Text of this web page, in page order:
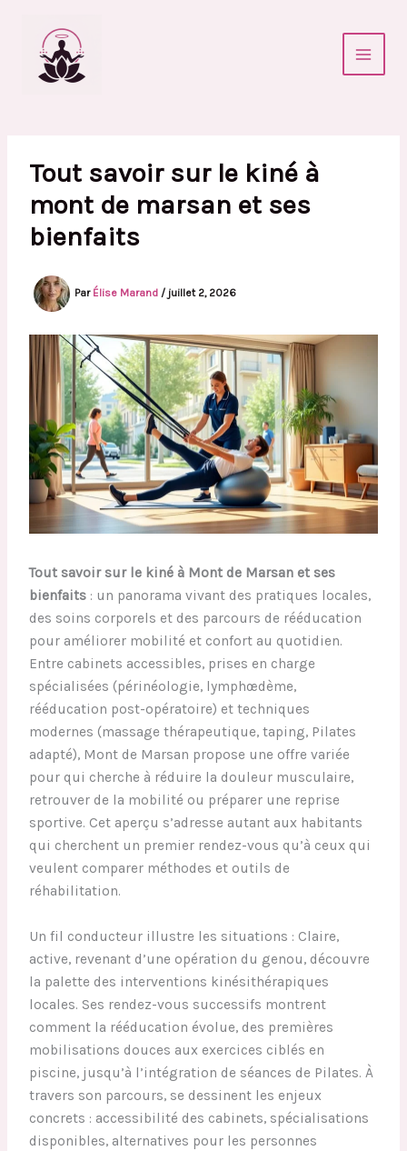
contenu
Tout savoir sur le kiné à
mont de marsan et ses
bienfaits
Par Élise Marand / juillet 2, 2026
Tout savoir sur le kiné à Mont de Marsan et ses
bienfaits : un panorama vivant des pratiques locales,
des soins corporels et des parcours de rééducation
pour améliorer mobilité et confort au quotidien.
Entre cabinets accessibles, prises en charge
spécialisées (périnéologie, lymphœdème,
rééducation post-opératoire) et techniques
modernes (massage thérapeutique, taping, Pilates
adapté), Mont de Marsan propose une offre variée
pour qui cherche à réduire la douleur musculaire,
retrouver de la mobilité ou préparer une reprise
sportive. Cet aperçu s’adresse autant aux habitants
qui cherchent un premier rendez-vous qu’à ceux qui
veulent comparer méthodes et outils de
réhabilitation.
Un fil conducteur illustre les situations : Claire,
active, revenant d’une opération du genou, découvre
la palette des interventions kinésithérapiques
locales. Ses rendez-vous successifs montrent
comment la rééducation évolue, des premières
mobilisations douces aux exercices ciblés en
piscine, jusqu’à l’intégration de séances de Pilates. À
travers son parcours, se dessinent les enjeux
concrets : accessibilité des cabinets, spécialisations
disponibles, alternatives pour les personnes